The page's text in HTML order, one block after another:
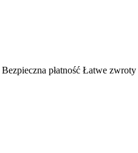
Bezpieczna płatność Łatwe zwroty